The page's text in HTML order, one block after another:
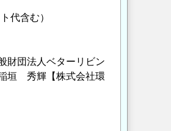
代含む）
団法人ベターリビン
垣 秀輝【株式会社環